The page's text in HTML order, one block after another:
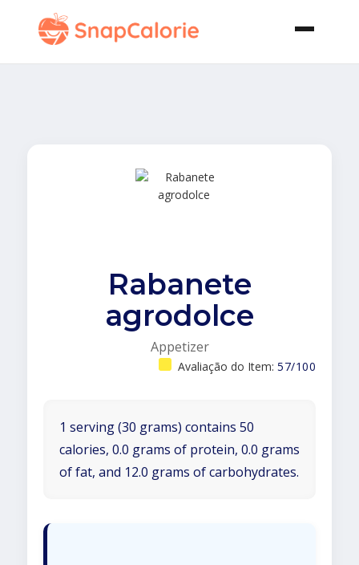
Rabanete
agrodolce
Appetizer
Avaliação do Item: 57/100
1 serving (30 grams) contains 50
calories, 0.0 grams of protein, 0.0 grams
of fat, and 12.0 grams of carbohydrates.